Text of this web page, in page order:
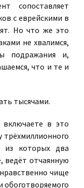
сопоставляет
с еврейскими в
Но что же это
не хвалимся,
подражания и,
что и те и
тысячами.
в это
из которых два
ведёт отчаянную
чище
обоготворяемого